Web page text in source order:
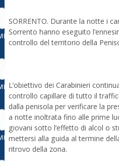
SORRENTO. Durante la notte i
Sorrento hanno eseguito
controllo del territorio della
L’obiettivo dei Carabinieri
controllo capillare di tutto il
dalla penisola per verificare la
a notte inoltrata fino alle prime
giovani sotto l’effetto di alcol o
mettersi alla guida al termine
ritrovo della zona.